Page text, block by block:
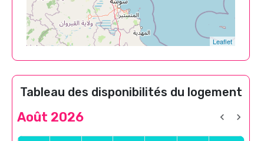
Leaflet
Tableau des disponibilités du logement
Août 2026